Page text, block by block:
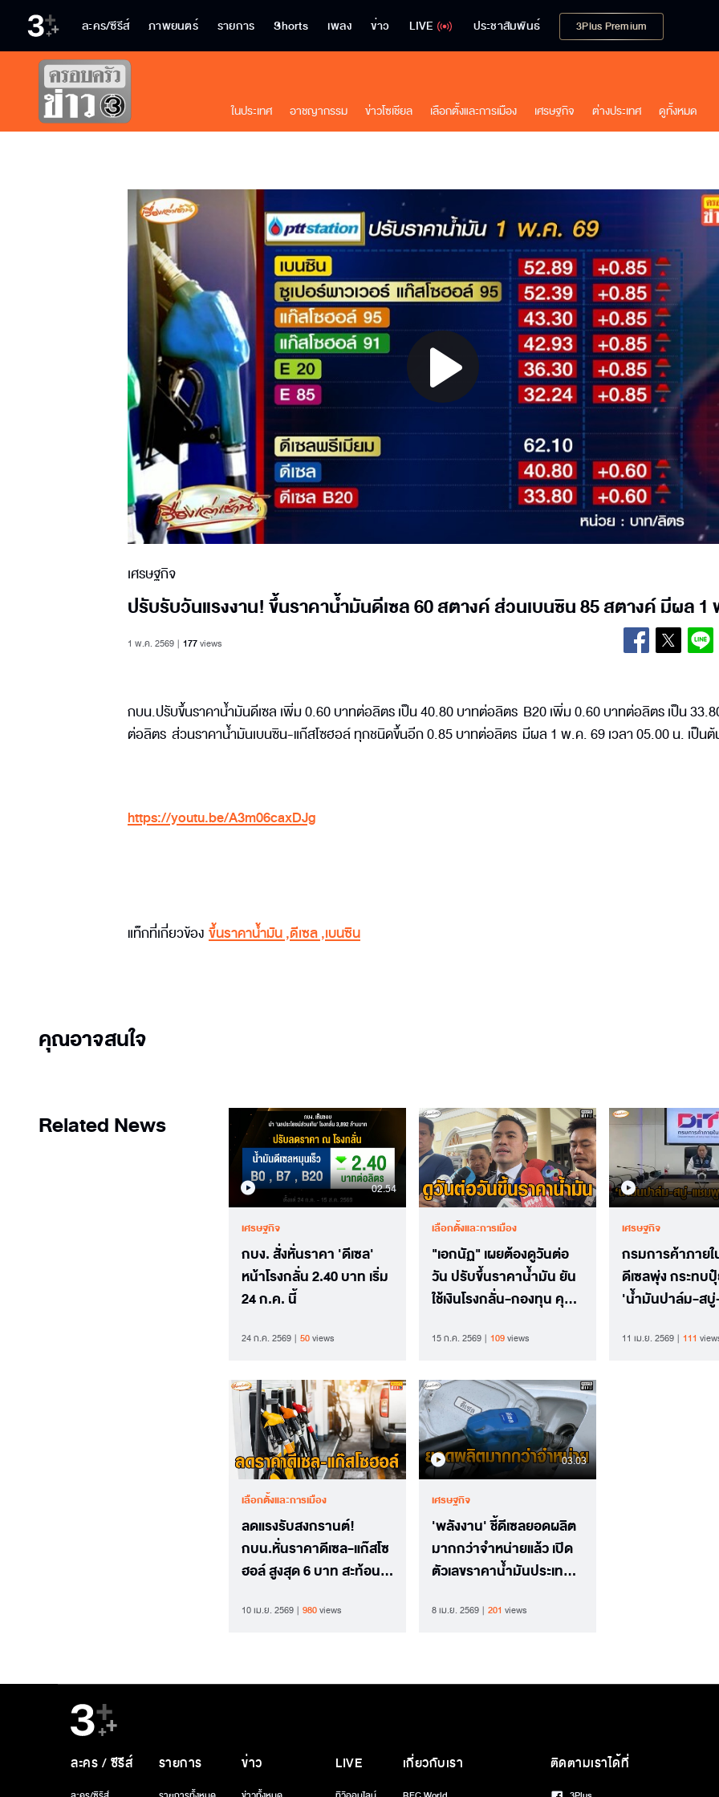
ละคร/ซีรีส์ ภาพยนตร์ รายการ Shorts เพลง ข่าว LIVE ประชาสัมพันธ์ 3Plus Premium
ในประเทศ อาชญากรรม ข่าวโซเชียล เลือกตั้งและการเมือง เศรษฐกิจ ต่างประเทศ ดูทั้งหมด
Play
เศรษฐกิจ
ปรับรับวันแรงงาน! ขึ้นราคาน้ำมันดีเซล 60 สตางค์ ส่วนเบนซิน 85 สตางค์ มีผล
1 พ.ค. 2569 177views
กบน.ปรับขึ้นราคาน้ำมันดีเซล เพิ่ม 0.60 บาทต่อลิตร เป็น 40.80 บาทต่อลิตร B20 เพิ่ม 0.60 บาทต่อลิตร เป็น
ต่อลิตร ส่วนราคาน้ำมันเบนซิน-แก๊สโซฮอล์ ทุกชนิดขึ้นอีก 0.85 บาทต่อลิตร มีผล 1 พ.ค. 69 เวลา 05.00 น. เป็นต้
https://youtu.be/A3m06caxDJg
แท็กที่เกี่ยวข้อง ขึ้นราคาน้ำมัน,ดีเซล,เบนซิน
คุณอาจสนใจ
Related News
02.54
เศรษฐกิจ
กบง. สั่งหั่นราคา 'ดีเซล'
หน้าโรงกลั่น 2.40 บาท เริ่ม
24 ก.ค. นี้
24 ก.ค. 2569 50views
เลือกตั้งและการเมือง
"เอกนัฏ" เผยต้องดูวันต่อ
วัน ปรับขึ้นราคาน้ำมัน ยัน
ใช้เงินโรงกลั่น-กองทุน คุม
โลก
15 ก.ค. 2569 109views
เศรษฐกิจ
กรมการค้าภายใ
ดีเซลพุ่ง กระทบ
'น้ำมันปาล์ม-ส
11 เม.ย. 2569 111
เลือกตั้งและการเมือง
ลดแรงรับสงกรานต์!
กบน.หั่นราคาดีเซล-แก๊สโซ
ฮอล์ สูงสุด 6 บาท สะท้อน
10 เม.ย. 2569 980views
03.03
เศรษฐกิจ
'พลังงาน' ชี้ดีเซลยอดผลิต
มากกว่าจำหน่ายแล้ว เปิด
ตัวเลขราคาน้ำมันประเทศ
8 เม.ย. 2569 201 views
ละคร / ซีรีส์ รายการ ข่าว LIVE เกี่ยวกับเรา ติดตามเราได้ที่